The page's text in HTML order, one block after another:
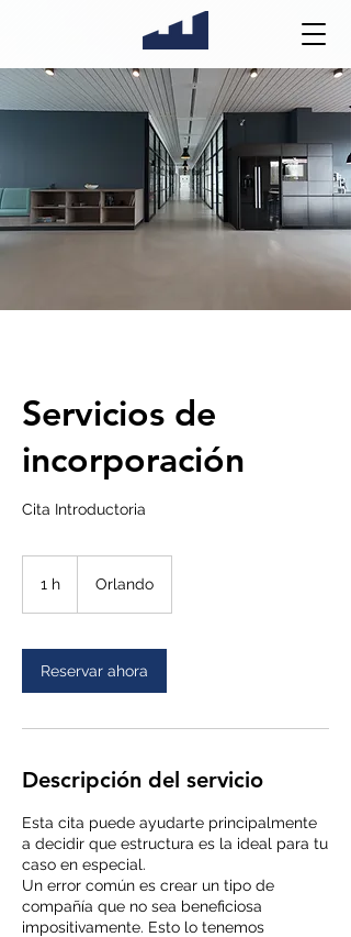
Servicios de
incorporación
Cita Introductoria
1 h Orlando
Reservar ahora
Descripción del servicio
Esta cita puede ayudarte principalmente
a decidir que estructura es la ideal para tu
caso en especial.
Un error común es crear un tipo de
compañía que no sea beneficiosa
impositivamente. Esto lo tenemos